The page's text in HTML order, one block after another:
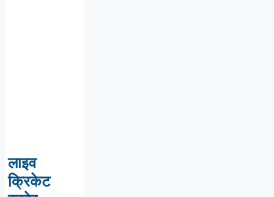
लाइव
क्रिकेट